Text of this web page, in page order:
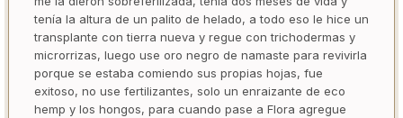
tenía la altura de un palito de helado, a todo eso le hice un
transplante con tierra nueva y regue con trichodermas y
microrrizas, luego use oro negro de namaste para revivirla
porque se estaba comiendo sus propias hojas, fue
exitoso, no use fertilizantes, solo un enraizante de eco
hemp y los hongos, para cuando pase a Flora agregue